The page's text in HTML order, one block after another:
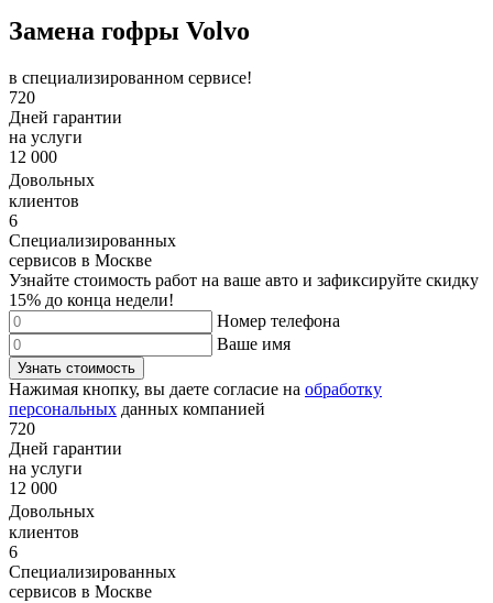
Замена гофры Volvo
в специализированном сервисе!
720
Дней гарантии
на услуги
12 000
Довольных
клиентов
6
Специализированных
сервисов в Москве
Узнайте стоимость работ на ваше авто и зафиксируйте скидку
15% до конца недели!
Номер телефона
Ваше имя
Узнать стоимость
Нажимая кнопку, вы даете согласие на обработку
персональных данных компанией
720
Дней гарантии
на услуги
12 000
Довольных
клиентов
6
Специализированных
сервисов в Москве